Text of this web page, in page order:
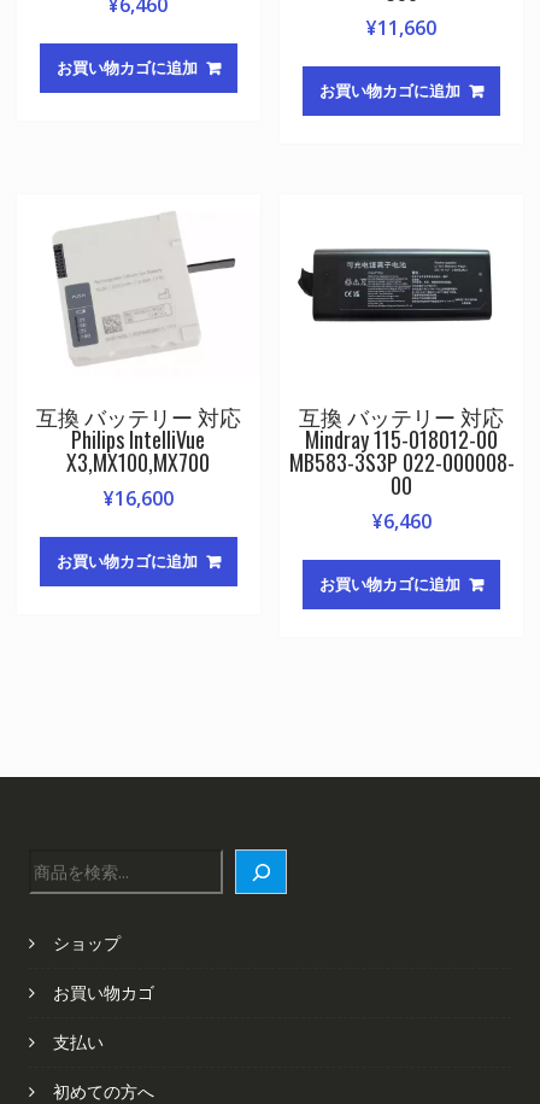
¥6,460
お買い物カゴに追加
¥11,660
お買い物カゴに追加
互換 バッテリー 対応
Philips IntelliVue
X3,MX100,MX700
¥16,600
お買い物カゴに追加
互換 バッテリー 対応
Mindray 115-018012-00
MB583-3S3P 022-000008-
00
¥6,460
お買い物カゴに追加
検
索
ショップ
お買い物カゴ
支払い
初めての方へ